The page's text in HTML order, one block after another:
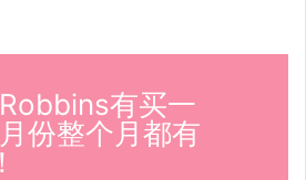
有买一
份整个月都有